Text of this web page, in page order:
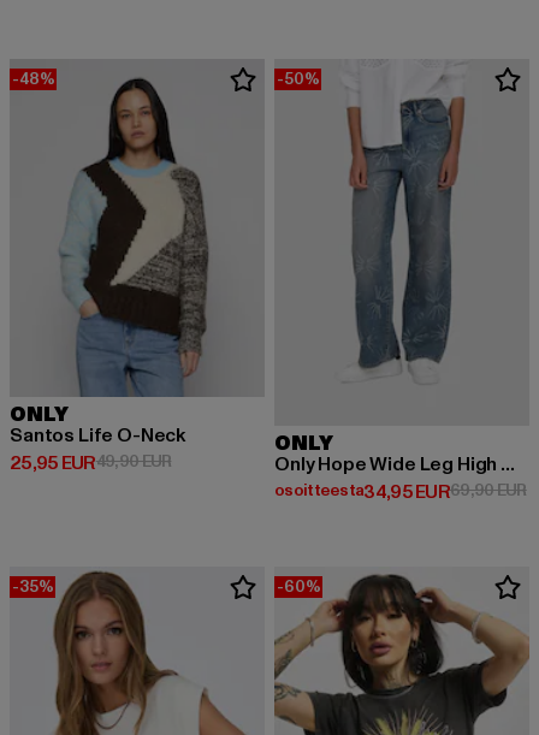
-48%
ONLY
Santos Life O-Neck
25,95 EUR
Ajankohtainen hinta: 25,95 EUR
49,90 EURKampanjahinta: 49,90 EUR
-50%
ONLY
Only Hope Wide Leg High Waist Jeans
osoitteesta34,95 EUR
Ajankohtainen hinta: 69,90 EUR
-35% -60%